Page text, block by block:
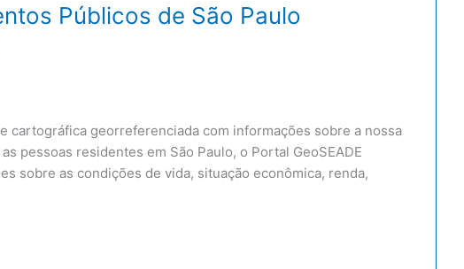
Públicos de São Paulo
cartográfica georreferenciada com informações sobre a nossa
pessoas residentes em São Paulo, o Portal GeoSEADE
sobre as condições de vida, situação econômica, renda,